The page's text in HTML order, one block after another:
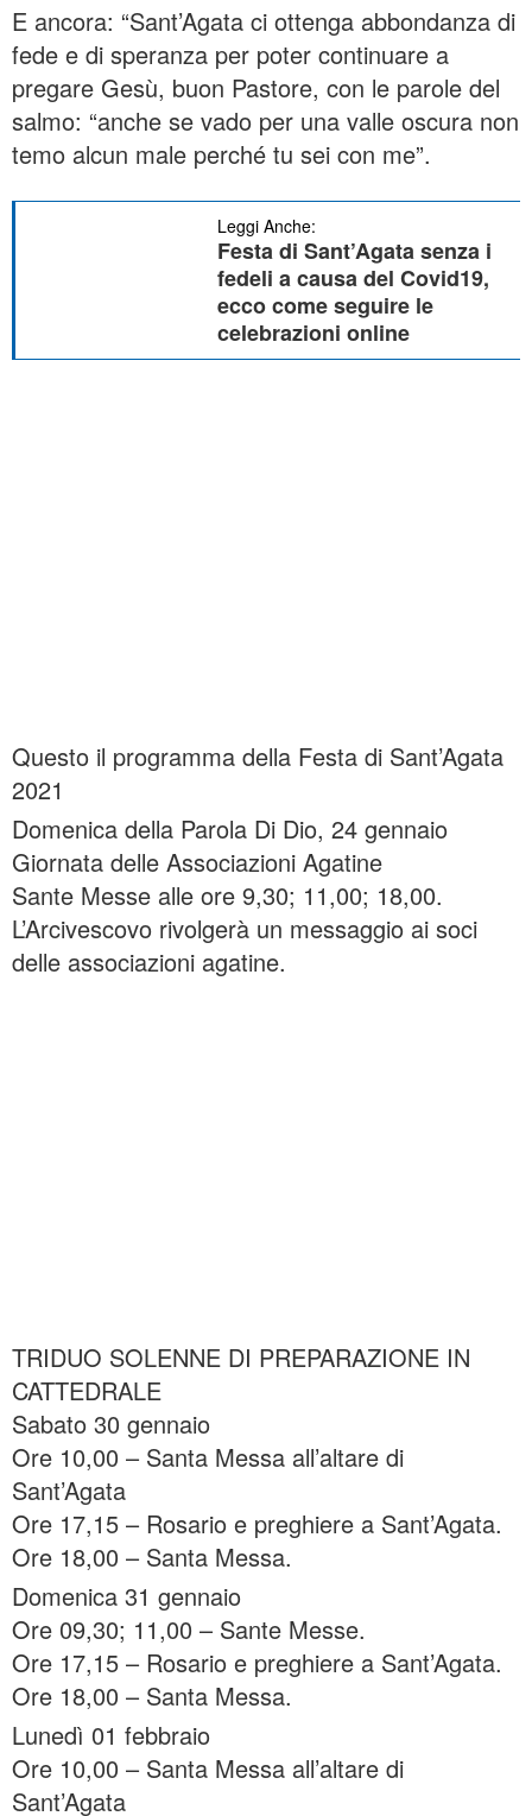
E ancora: “Sant’Agata ci ottenga abbondanza di
fede e di speranza per poter continuare a
pregare Gesù, buon Pastore, con le parole del
salmo: “anche se vado per una valle oscura non
temo alcun male perché tu sei con me”.
Leggi Anche:
Festa di Sant’Agata senza i
fedeli a causa del Covid19,
ecco come seguire le
celebrazioni online
Questo il programma della Festa di Sant’Agata
2021
Domenica della Parola Di Dio, 24 gennaio
Giornata delle Associazioni Agatine
Sante Messe alle ore 9,30; 11,00; 18,00.
L’Arcivescovo rivolgerà un messaggio ai soci
delle associazioni agatine.
TRIDUO SOLENNE DI PREPARAZIONE IN
CATTEDRALE
Sabato 30 gennaio
Ore 10,00 – Santa Messa all’altare di
Sant’Agata
Ore 17,15 – Rosario e preghiere a Sant’Agata.
Ore 18,00 – Santa Messa.
Domenica 31 gennaio
Ore 09,30; 11,00 – Sante Messe.
Ore 17,15 – Rosario e preghiere a Sant’Agata.
Ore 18,00 – Santa Messa.
Lunedì 01 febbraio
Ore 10,00 – Santa Messa all’altare di
Sant’Agata